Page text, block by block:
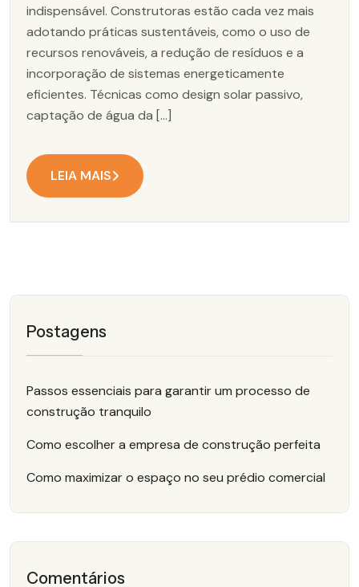
indispensável. Construtoras estão cada vez mais
adotando práticas sustentáveis, como o uso de
recursos renováveis, a redução de resíduos e a
incorporação de sistemas energeticamente
eficientes. Técnicas como design solar passivo,
captação de água da […]
LEIA MAIS
Postagens
Passos essenciais para garantir um processo de
construção tranquilo
Como escolher a empresa de construção perfeita
Como maximizar o espaço no seu prédio comercial
Comentários